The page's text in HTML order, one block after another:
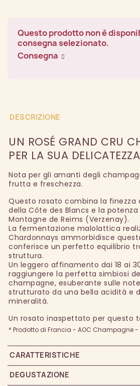
Questo prodotto non è
consegna selezionato.
Consegna
DESCRIZIONE
UN ROSÉ GRAND CRU
PER LA SUA
Nota per gli amanti degli
frutta e freschezza.
Questo rosato combina la finezza
della Côte des Blancs e la potenza
Montagne de Reims (Verzenay).
La fermentazione malolattica
Chardonnays ammorbidisce
conferisce un perfetto equilibrio
struttura.
Un leggero affinamento dai 18 ai
raggiungere la perfetta simbiosi
champagne, esuberante sulle
strutturato da una bella acidità e
mineralità.
Un rosato inaspettato per questo
* Prodotto di Francia - AOC Champagne -
CARATTERISTICHE
DEGUSTAZIONE